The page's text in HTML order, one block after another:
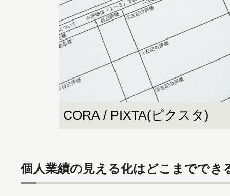
CORA / PIXTA(ピクスタ)
個人業績の見える化はどこまででき